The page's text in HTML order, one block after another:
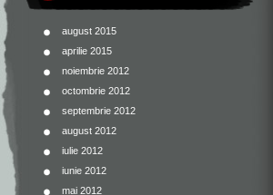
august 2015
aprilie 2015
noiembrie 2012
octombrie 2012
septembrie 2012
august 2012
iulie 2012
iunie 2012
mai 2012